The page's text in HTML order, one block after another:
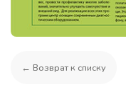
← Возврат к списку